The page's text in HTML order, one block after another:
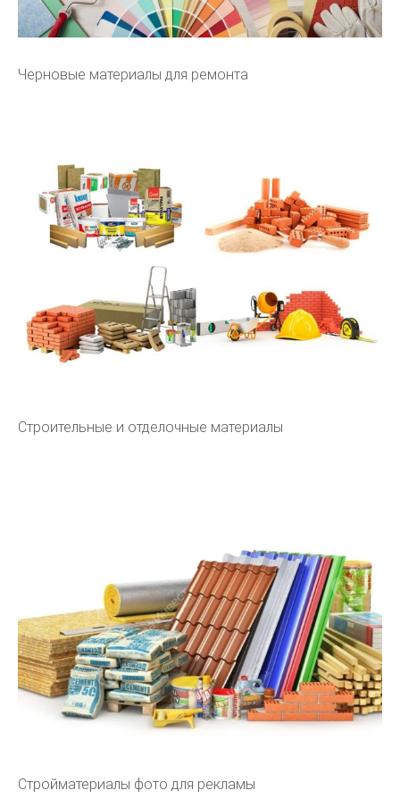
Черновые материалы для ремонта
Строительные и отделочные материалы
Стройматериалы фото для рекламы